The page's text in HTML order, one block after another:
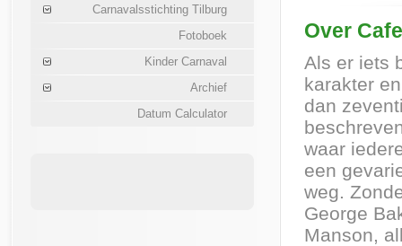
Carnavalsstichting Tilburg
Fotoboek
Kinder Carnaval
Archief
Datum Calculator
Over
Als er iets
karakter
dan
waar
een
weg.
George
Manson,